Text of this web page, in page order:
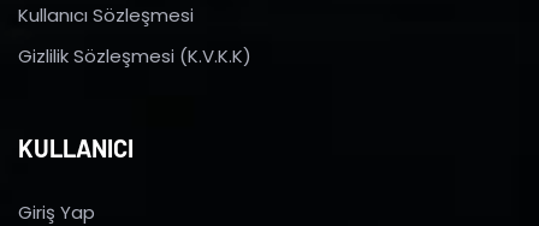
Kullanıcı Sözleşmesi
Gizlilik Sözleşmesi (K.V.K.K)
KULLANICI
Giriş Yap